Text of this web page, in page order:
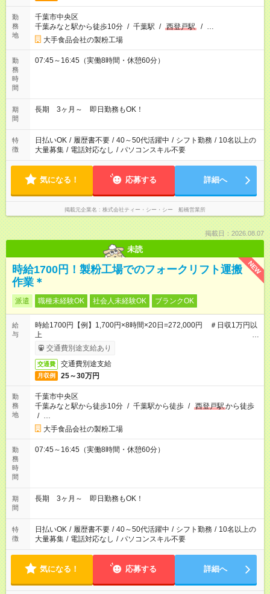
勤
務
地
千葉市中央区
千葉みなと駅から徒歩10分 / 千葉駅 / 西登戸駅 / …
大手食品会社の製粉工場
勤
務
時
間
07:45～16:45（実働8時間・休憩60分）
期
間
長期 3ヶ月～ 即日勤務もOK！
特
徴
日払いOK / 履歴書不要 / 40～50代活躍中 / シフト勤務 / 10名以上の
大量募集 / 電話対応なし / パソコンスキル不要
気になる！ 応募する 詳細へ
掲載元企業名 株式会社ティー・シー・シー 船橋営業所
掲載日：2026.08.07
未読
NEW
時給1700円！製粉工場でのフォークリフト運搬
作業＊
派遣 職種未経験OK 社会人未経験OK ブランクOK
給
与
時給1700円【例】1,700円×8時間×20日=272,000円 ＃日収1万円以
上
合計240,000円+規定交通費+残業代
交通費別途支給あり
交通費 交通費別途支給
月収例 25～30万円
勤
務
地
千葉市中央区
千葉みなと駅から徒歩10分 / 千葉駅から徒歩 / 西登戸駅から徒歩
/ …
大手食品会社の製粉工場
勤
務
時
間
07:45～16:45（実働8時間・休憩60分）
期
間
長期 3ヶ月～ 即日勤務もOK！
特
徴
日払いOK / 履歴書不要 / 40～50代活躍中 / シフト勤務 / 10名以上の
大量募集 / 電話対応なし / パソコンスキル不要
気になる！ 応募する 詳細へ